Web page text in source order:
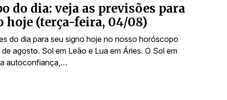
do dia: veja as previsões para
hoje (terça-feira, 04/08)
do dia para seu signo hoje no nosso horóscopo
agosto. Sol em Leão e Lua em Áries. O Sol em
autoconfiança,…